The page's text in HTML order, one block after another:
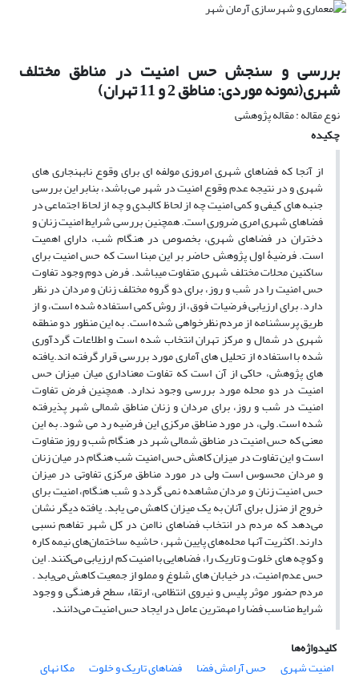
بررسی و سنجش حس امنیت در مناطق مختلف
شهری(نمونه موردی: مناطق 2 و 11 تهران)
نوع مقاله : مقاله پژوهشی
چکیده
از آنجا که فضاهای شهری امروزی مولفه ای برای وقوع نابهنجاری های
شهری و در نتیجه عدم وقوع امنیت در شهر می باشد، بنابر این بررسی
جنبه های کیفی و کمی امنیت چه از لحاظ کالبدی و چه از لحاظ اجتماعی در
فضاهای شهری امری ضروری است. همچنین بررسی شرایط امنیت زنان و
دختران در فضاهای شهری، بخصوص در هنگام شب، دارای اهمیت
است. فرضیۀ اول پژوهش حاضر بر این مبنا است که حس امنیت برای
ساکنین محلات مختلف شهری متفاوت میباشد. فرض دوم وجود تفاوت
حس امنیت را در شب و روز، برای دو گروه مختلف زنان و مردان در نظر
دارد. برای ارزیابی فرضیات فوق، از روش کمی استفاده شده است، و از
طریق پرسشنامه از مردم نظرخواهی شده است. به این منظور دو منطقه
شهری در شمال و مرکز تهران انتخاب شده است و اطلاعات گردآوری
شده با استفاده از تحلیل های آماری مورد بررسی قرار گرفته اند.یافته
های پژوهش، حاکی از آن است که تفاوت معناداری میان میزان حس
امنیت در دو محله مورد بررسی وجود ندارد. همچنین فرض تفاوت
امنیت در شب و روز، برای مردان و زنان مناطق شمالی شهر پذیرفته
شده است. ولی، در مورد مناطق مرکزی این فرضیه رد می شود. به این
معنی که حس امنیت در مناطق شمالی شهر در هنگام شب و روز متفاوت
است و این تفاوت در میزان کاهش حس امنیت شب هنگام در میان زنان
و مردان محسوس است ولی در مورد مناطق مرکزی تفاوتی در میزان
حس امنیت زنان و مردان مشاهده نمی گردد و شب هنگام، امنیت برای
خروج از منزل برای آنان به یک میزان کاهش می یابد. یافته دیگر نشان
می‌دهد که مردم در انتخاب فضاهای ناامن در کل شهر تفاهم نسبی
دارند. اکثریت آنها محله‌های پایین شهر، حاشیه ساختمان‌های نیمه کاره
و کوچه های خلوت و تاریک را، فضاهایی با امنیت کم ارزیابی می‌کنند. این
حس عدم امنیت، در خیابان های شلوغ و مملو از جمعیت کاهش می‌یابد .
مردم حضور موثر پلیس و نیروی انتظامی، ارتقاء سطح فرهنگی و وجود
شرایط مناسب فضا را مهمترین عامل در ایجاد حس امنیت می‌دانند.
کلیدواژه‌ها
امنیت شهری
حس آرامش فضا فضاهای تاریک و خلوت مکا نهای